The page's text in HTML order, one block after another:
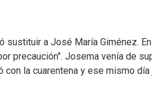
a José María Giménez.
precaución". Josema venía de
la cuarentena y ese mismo